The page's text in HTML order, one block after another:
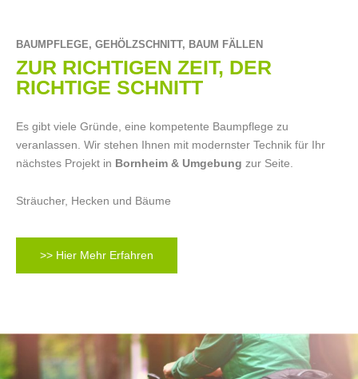
BAUMPFLEGE, GEHÖLZSCHNITT, BAUM FÄLLEN
ZUR RICHTIGEN ZEIT, DER
RICHTIGE SCHNITT
Es gibt viele Gründe, eine kompetente Baumpflege zu
veranlassen. Wir stehen Ihnen mit modernster Technik für Ihr
nächstes Projekt in Bornheim & Umgebung zur Seite.
Sträucher, Hecken und Bäume
>> Hier Mehr Erfahren